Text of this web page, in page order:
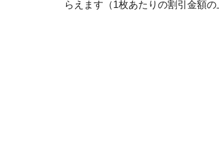
らえます（1枚あたりの割引金額の